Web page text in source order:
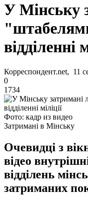
У Мінську
відділенні
Корреспондент.net, 11
0
1734
Фото: кадр из видео
Затримані в Мінську
Очевидці з
відео
відділень
затриманих